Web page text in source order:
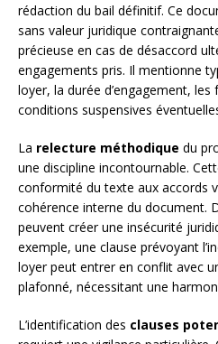
rédaction du bail définitif. Ce
sans valeur juridique
précieuse en cas de désaccord
engagements pris. Il mentionne
loyer, la durée d’engagement,
conditions suspensives
La relecture méthodique du
une discipline incontournable.
conformité du texte aux accords
cohérence interne du document.
peuvent créer une insécurité
exemple, une clause prévoyant
loyer peut entrer en conflit avec
plafonné, nécessitant une
L’identification des clauses